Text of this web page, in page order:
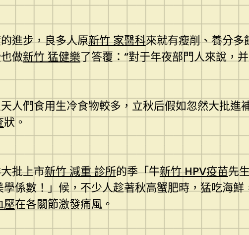
步，良多人原新竹 家醫科來就有瘦削、養分多
做新竹 猛健樂了答覆：“對于年夜部門人來說，
們食用生冷食物較多，立秋后假如忽然大批進
狀。
批上市新竹 減重 診所的季「牛新竹 HPV疫苗先
學係數！」候，不少人趁著秋高蟹肥時，猛吃海
壓在各關節激發痛風。